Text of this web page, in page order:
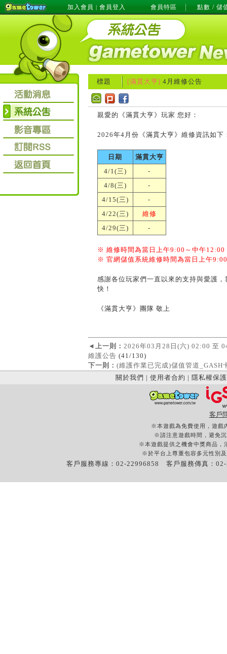
加入會員 | 會員登入 會員特區 點數 / 儲
標題 [滿貫大亨] 4月維修公告
親愛的《滿貫大亨》玩家 您好：
2026年4月份《滿貫大亨》維修資訊如下
日期
滿貫大亨
4/1(三)
-
4/8(三)
-
4/15(三)
-
4/22(三)
維修
4/29(三)
-
※ 維修時間為當日上午9:00～中午12:00
※ 官網儲值系統維修時間為當日上午
感謝各位玩家們一直以來的支持與愛護
快！
《滿貫大亨》團隊 敬上
◄ 上一則： 2026年03月28日(六) 02:00 至
維護公告 (41/130)
下一則： (維護作業已完成)儲值管道_GASH
關於我們 | 使用者合約 | 隱私權保護
客戶
※本遊戲為免費使用，遊戲
※請注意遊戲時間，避免
※本遊戲提供之機會中獎商品，
※於平台上尊重包容多元性別
客戶服務專線：02-22996858 客戶服務傳真：